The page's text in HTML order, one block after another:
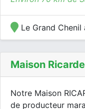
Le Grand
Maison
Notre Maison
de producteur